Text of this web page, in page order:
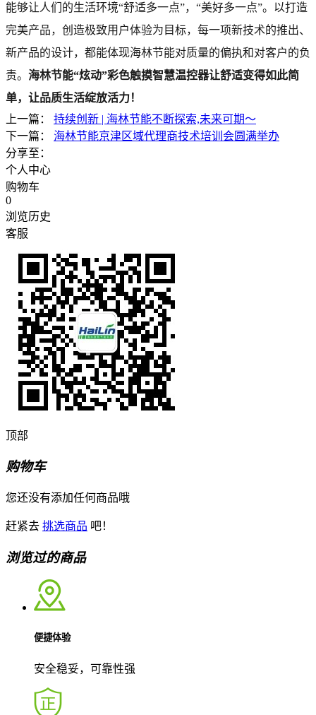
能够让人们的生活环境“舒适多一点”，“美好多一点”。以打造
完美产品，创造极致用户体验为目标，每一项新技术的推出、
新产品的设计，都能体现海林节能对质量的偏执和对客户的负
责。 海林节能“炫动”彩色触摸智慧温控器让舒适变得如此简
单，让品质生活绽放活力！
上一篇：
持续创新 | 海林节能不断探索,未来可期～
下一篇：
海林节能京津区域代理商技术培训会圆满举办
分享至：
个人中心
购物车
0
浏览历史
客服
顶部
购物车
您还没有添加任何商品哦
赶紧去 挑选商品 吧！
浏览过的商品
便捷体验
安全稳妥，可靠性强